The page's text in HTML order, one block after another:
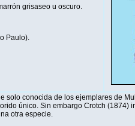
grisaseo u oscuro.
Paulo).
solo conocida de los ejemplares de
único. Sin embargo Crotch (1874)
otra especie.